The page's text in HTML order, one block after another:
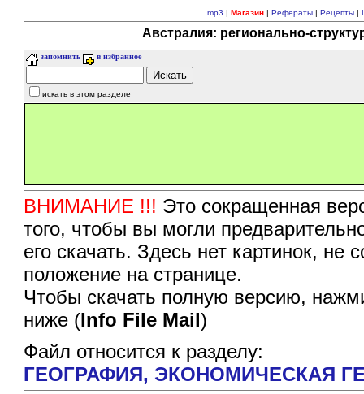
mp3 | Магазин| Рефераты| Рецепты|
Австралия: регионально-
запомнить в избранное
искать в этом разделе
ВНИМАНИЕ !!! Это сокращенная
того, чтобы вы могли
его скачать. Здесь нет картинок,
положение на странице.
Чтобы скачать полную версию,
ниже (Info File Mail)
Файл относится к разделу:
ГЕОГРАФИЯ, ЭКОHОМИЧЕСКАЯ